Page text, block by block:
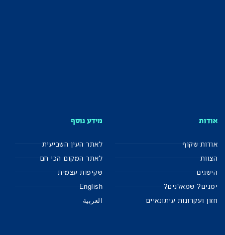
אודות
אודות שקוף
הצוות
הישגים
ימנים? שמאלנים?
חזון ועקרונות עיתונאיים
מידע נוסף
לאתר העין השביעית
לאתר המקום הכי חם
שקיפות עצמית
English
العربية